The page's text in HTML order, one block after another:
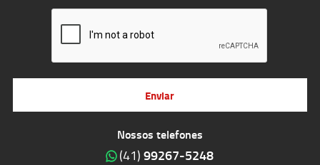
Nossos telefones
(41) 99267-5248
Enviar